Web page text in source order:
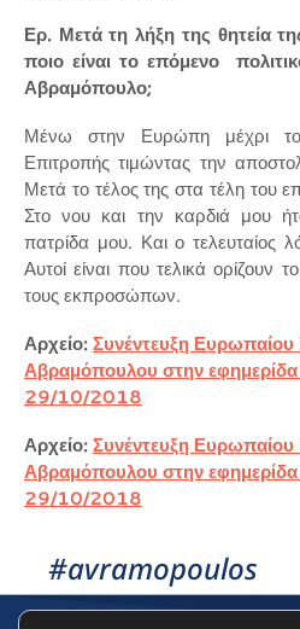
Ερ. Μετά τη λήξη της θητεία
ποιο είναι το επόμενο
Αβραμόπουλο;
Μένω στην Ευρώπη μέχρι το
Επιτροπής τιμώντας την
Μετά το τέλος της στα τέλη του
Στο νου και την καρδιά μου
πατρίδα μου. Και ο τελευταίος
Αυτοί είναι που τελικά ορίζουν
τους εκπροσώπων.
Αρχείο:Συνέντευξη
Αβραμόπουλου στην
29/10/2018
Αρχείο:Συνέντευξη
Αβραμόπουλου στην
29/10/2018
#avramopoulos